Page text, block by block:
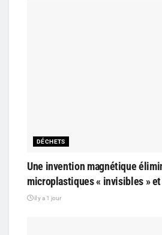
DÉCHETS
Une invention magnétique
microplastiques « invisibles » et
il y a 1 jour